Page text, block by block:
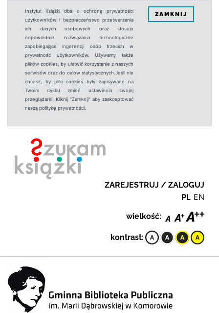
Instytut Książki dba o ochronę prywatności
użytkowników i bezpieczeństwo przetwarzania
ich danych osobowych oraz stosuje
odpowiednie rozwiązania technologiczne
zapobiegające ingerencji osób trzecich w
prywatność użytkowników. Używamy także
plików cookies, by ułatwić korzystanie z naszych
serwisów oraz do celów statystycznych.Jeśli nie
chcesz, by pliki cookies były zapisywane na
Twoim dysku zmień ustawienia swojej
przeglądarki. Kliknij "Zamknij" aby zaakceptować
naszą politykę prywatności.
ZAMKNIJ
ZAREJESTRUJ / ZALOGUJ
PL EN
wielkość:
kontrast: